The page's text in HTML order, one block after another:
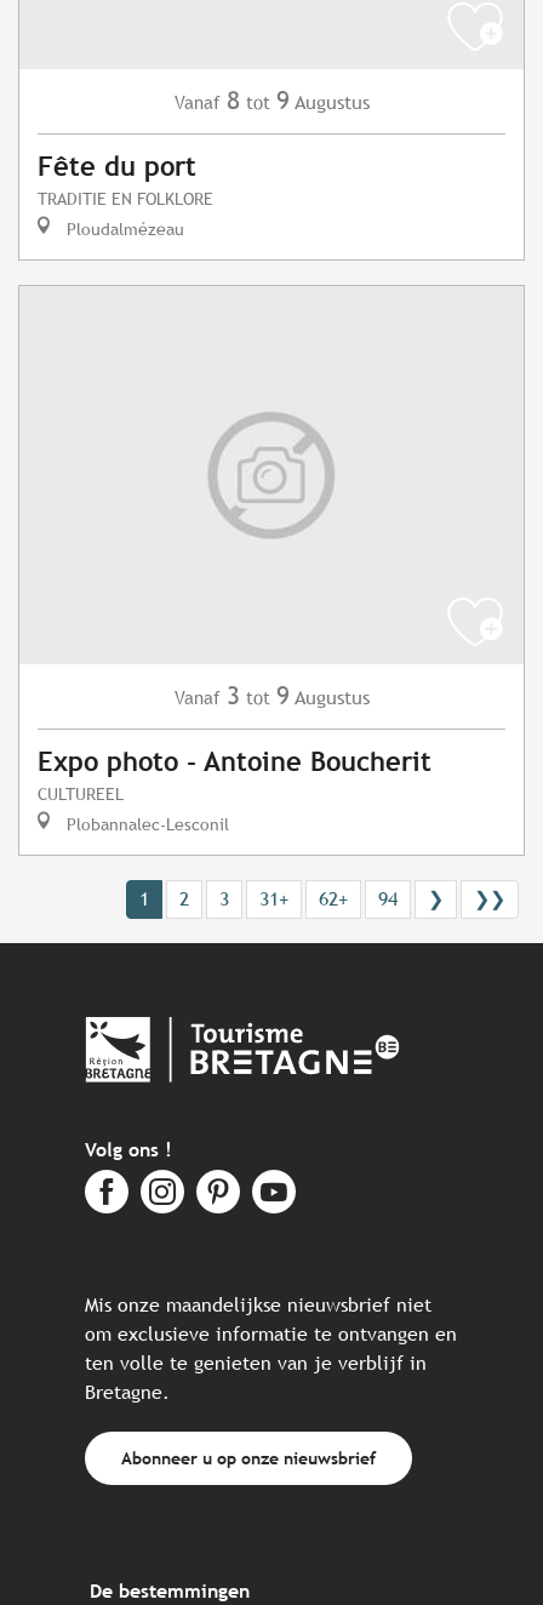
Vanaf 8 tot 9 Augustus
Fête du port
TRADITIE EN FOLKLORE
Ploudalmézeau
Vanaf 3 tot 9 Augustus
Expo photo - Antoine Boucherit
CULTUREEL
Plobannalec-Lesconil
1 2 3 31+ 62+ 94 ❯ ❯❯
Volg ons !
Mis onze maandelijkse nieuwsbrief niet
om exclusieve informatie te ontvangen en
ten volle te genieten van je verblijf in
Bretagne.
Abonneer u op onze nieuwsbrief
De bestemmingen